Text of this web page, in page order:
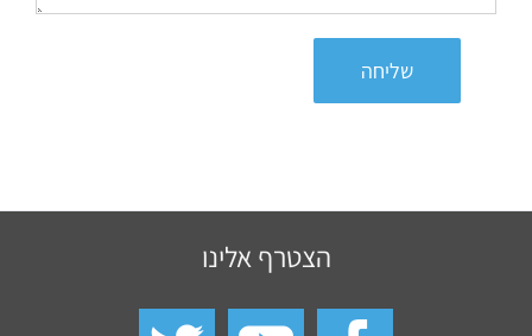
שליחה
הצטרף אלינו